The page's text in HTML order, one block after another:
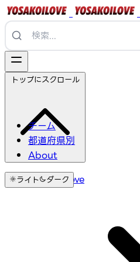
チーム
都道府県別
About
ライト ダーク
トップにスクロール
YosakoiLove